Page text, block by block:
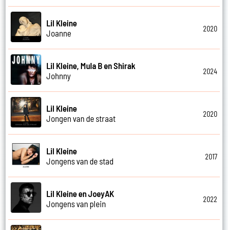
Lil Kleine
Joanne
2020
Lil Kleine, Mula B en Shirak
Johnny
2024
Lil Kleine
Jongen van de straat
2020
Lil Kleine
Jongens van de stad
2017
Lil Kleine en JoeyAK
Jongens van plein
2022